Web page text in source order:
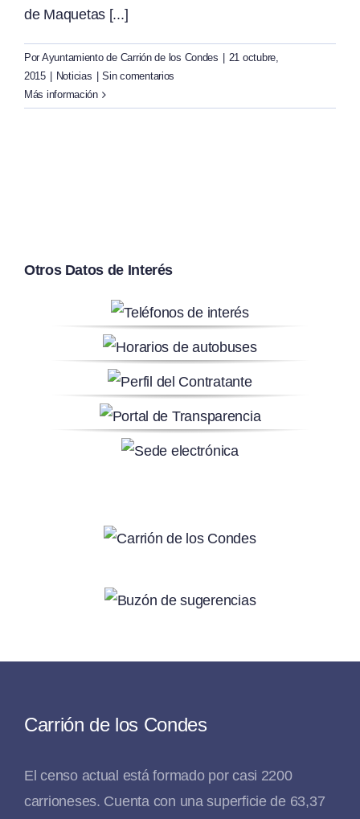
de Maquetas [...]
Por Ayuntamiento de Carrión de los Condes
21 octubre,
2015
Noticias
Sin comentarios
Más información
Otros Datos de Interés
Carrión de los Condes
El censo actual está formado por casi 2200
carrioneses. Cuenta con una superficie de 63,37